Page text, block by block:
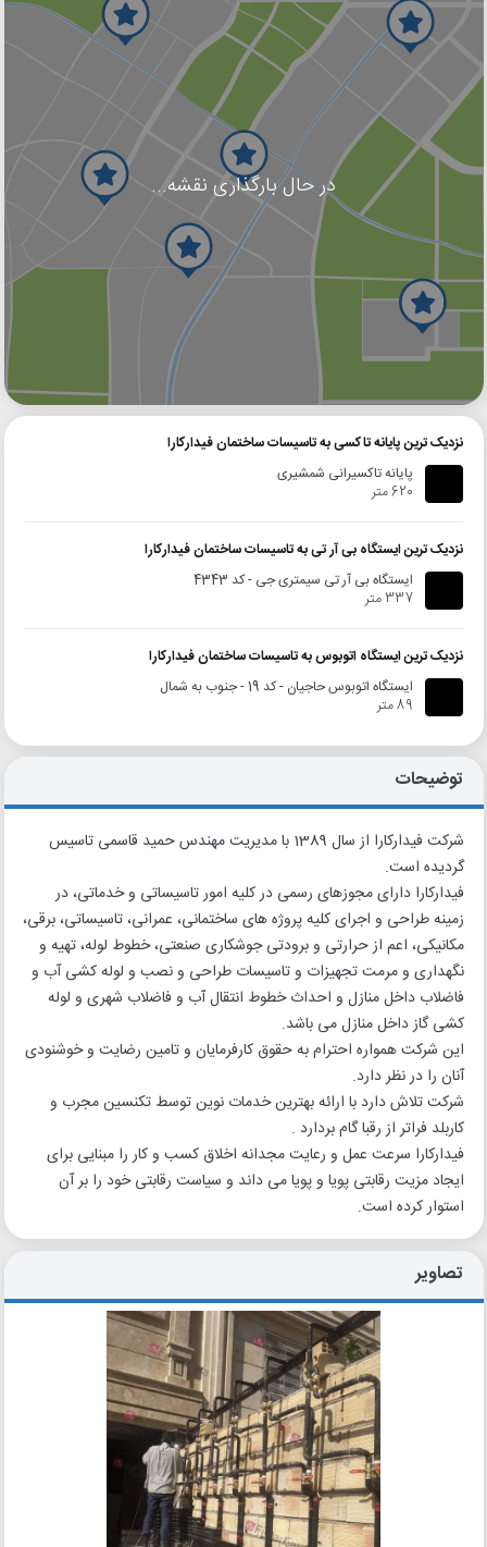
در حال بارگذاری نقشه...
گوگل
نزدیک ترین پایانه تاکسی به تاسیسات ساختمان فیدارکارا
پایانه تاکسیرانی شمشیری
620 متر
نزدیک ترین ایستگاه بی آر تی به تاسیسات ساختمان فیدارکارا
ایستگاه بی آر تی سیمتری جی - کد 4343
337 متر
نزدیک ترین ایستگاه اتوبوس به تاسیسات ساختمان فیدارکارا
ایستگاه اتوبوس حاجیان - کد 19 - جنوب به شمال
89 متر
توضیحات
شرکت فیدارکارا از سال 1389 با مدیریت مهندس حمید قاسمی تاسیس
گردیده است.
فیدارکارا دارای مجوزهای رسمی در کلیه امور تاسیساتی و خدماتی، در
زمینه طراحی و اجرای کلیه پروژه های ساختمانی، عمرانی، تاسیساتی، برقی،
مکانیکی، اعم از حرارتی و برودتی جوشکاری صنعتی، خطوط لوله، تهیه و
نگهداری و مرمت تجهیزات و تاسیسات طراحی و نصب و لوله کشی آب و
فاضلاب داخل منازل و احداث خطوط انتقال آب و فاضلاب شهری و لوله
کشی گاز داخل منازل می باشد.
این شرکت همواره احترام به حقوق کارفرمایان و تامین رضایت و خوشنودی
آنان را در نظر دارد.
شرکت تلاش دارد با ارائه بهترین خدمات نوین توسط تکنسین مجرب و
کاربلد فراتر از رقبا گام بردارد .
فیدارکارا سرعت عمل و رعایت مجدانه اخلاق کسب و کار را مبنایی برای
ایجاد مزیت رقابتی پویا و پویا می داند و سیاست رقابتی خود را بر آن
استوار کرده است.
تصاویر